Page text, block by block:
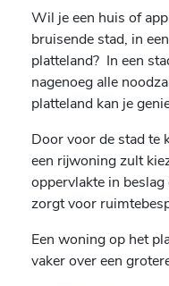
Wil je een huis of
bruisende stad, in
platteland? In een
nagenoeg alle
platteland kan je
Door voor de stad te
een rijwoning zult
oppervlakte in
zorgt voor
Een woning op het
vaker over een